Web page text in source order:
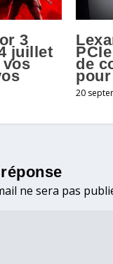
3
juillet
vos de
20
ne sera pas